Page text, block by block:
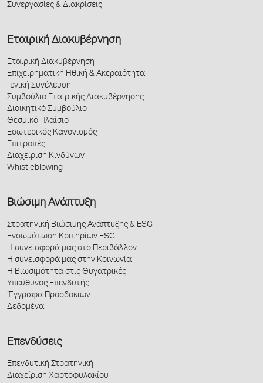
Συνεργασίες & Διακρίσεις
Εταιρική Διακυβέρνηση
Εταιρική Διακυβέρνηση
Επιχειρηματική Ηθική & Ακεραιότητα
Γενική Συνέλευση
Συμβούλιο Εταιρικής Διακυβέρνησης
Διοικητικό Συμβούλιο
Θεσμικό Πλαίσιο
Εσωτερικός Κανονισμός
Επιτροπές
Διαχείριση Κινδύνων
Whistleblowing
Βιώσιμη Ανάπτυξη
Στρατηγική Βιώσιμης Ανάπτυξης & ESG
Ενσωμάτωση Κριτηρίων ESG
Η συνεισφορά μας στο Περιβάλλον
Η συνεισφορά μας στην Κοινωνία
Η Βιωσιμότητα στις Θυγατρικές
Υπεύθυνος Επενδυτής
Έγγραφα Προσδοκιών
Δεδομένα
Επενδύσεις
Επενδυτική Στρατηγική
Διαχείριση Χαρτοφυλακίου